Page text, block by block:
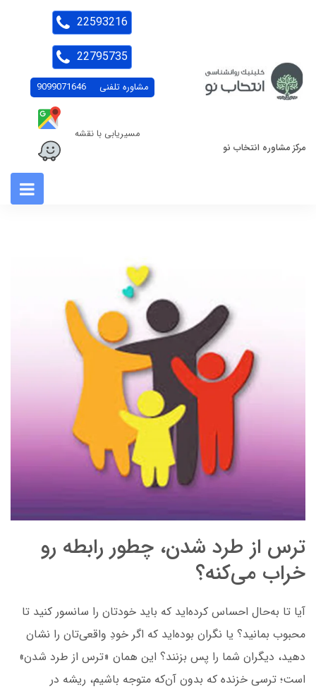
مرکز مشاوره انتخاب نو
مشاوره تلفنی 9099071646
مسیریابی با نقشه
22593216
22795735
ترس از طرد شدن، چطور رابطه رو
خراب می‌کنه؟
آیا تا به‌حال احساس کرده‌اید که باید خودتان را سانسور کنید تا
محبوب بمانید؟ یا نگران بوده‌اید که اگر خودِ واقعی‌تان را نشان
دهید، دیگران شما را پس بزنند؟ این همان «ترس از طرد شدن»
است؛ ترسی خزنده که بدون آن‌که متوجه باشیم، ریشه در